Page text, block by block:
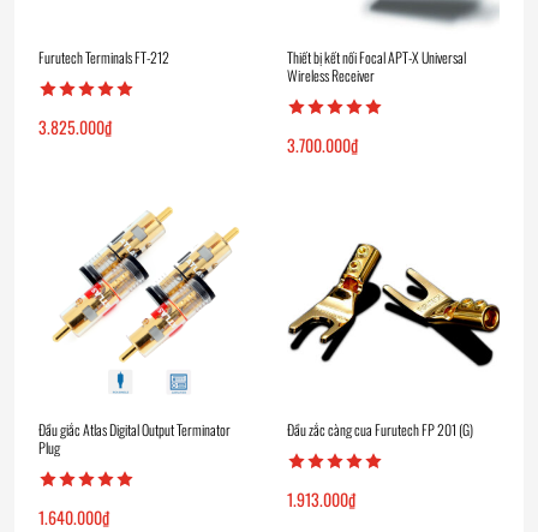
Furutech Terminals FT-212
3.825.000₫
Thiết bị kết nối Focal APT-X Universal
Wireless Receiver
3.700.000₫
Đầu giắc Atlas Digital Output Terminator
Plug
1.640.000₫
Đầu zắc càng cua Furutech FP 201 (G)
1.913.000₫